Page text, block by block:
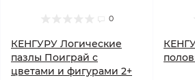
0
КЕНГУРУ Логические
пазлы Поиграй с
цветами и фигурами 2+